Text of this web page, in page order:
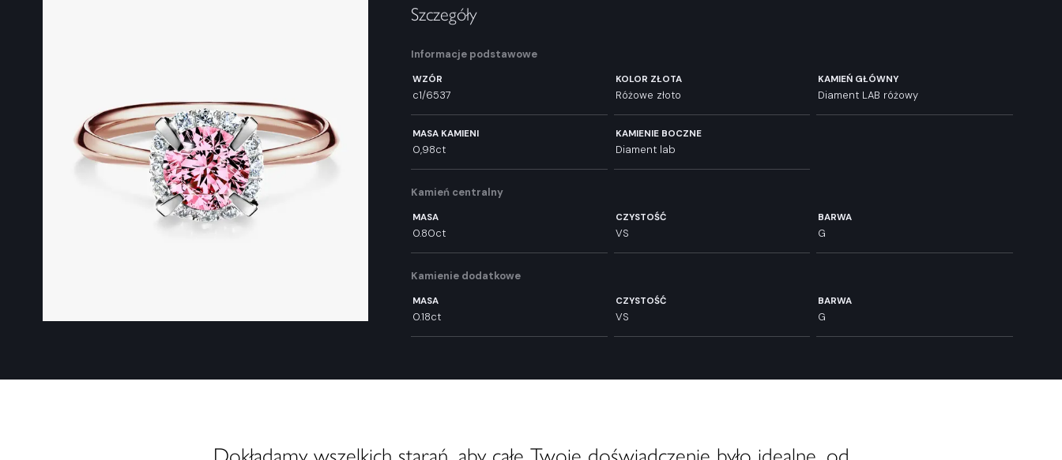
Szczegóły
Informacje podstawowe
WZÓR
c1/6537
KOLOR ZŁOTA
Różowe złoto
KAMIEŃ GŁÓWNY
Diament LAB różowy
MASA KAMIENI
0,98ct
KAMIENIE BOCZNE
Diament lab
Kamień centralny
MASA
0.80ct
CZYSTOŚĆ
VS
BARWA
G
Kamienie dodatkowe
MASA
0.18ct
CZYSTOŚĆ
VS
BARWA
G